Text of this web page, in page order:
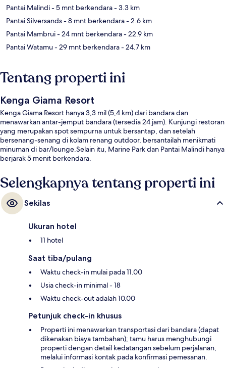
Pantai Malindi- 5 mnt berkendara- 3.3 km
Pantai Silversands- 8 mnt berkendara- 2.6 km
Pantai Mambrui- 24 mnt berkendara- 22.9 km
Pantai Watamu- 29 mnt berkendara- 24.7 km
Tentang properti ini
Kenga Giama Resort
Kenga Giama Resort hanya 3,3 mil (5,4 km) dari bandara dan
menawarkan antar-jemput bandara (tersedia 24 jam). Kunjungi restoran
yang merupakan spot sempurna untuk bersantap, dan setelah
bersenang-senang di kolam renang outdoor, bersantailah menikmati
minuman di bar/lounge.Selain itu, Marine Park dan Pantai Malindi hanya
berjarak 5 menit berkendara.
Selengkapnya tentang properti ini
Sekilas
Ukuran hotel
11 hotel
Saat tiba/pulang
Waktu check-in mulai pada 11.00
Usia check-in minimal - 18
Waktu check-out adalah 10.00
Petunjuk check-in khusus
Properti ini menawarkan transportasi dari bandara (dapat
dikenakan biaya tambahan); tamu harus menghubungi
properti dengan detail kedatangan sebelum perjalanan,
melalui informasi kontak pada konfirmasi pemesanan.